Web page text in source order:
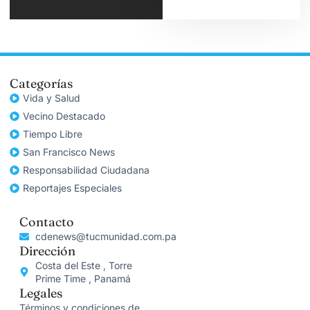
Categorías
Vida y Salud
Vecino Destacado
Tiempo Libre
San Francisco News
Responsabilidad Ciudadana
Reportajes Especiales
Contacto
cdenews@tucmunidad.com.pa
Dirección
Costa del Este , Torre
Prime Time , Panamá
Legales
Términos y condiciones de